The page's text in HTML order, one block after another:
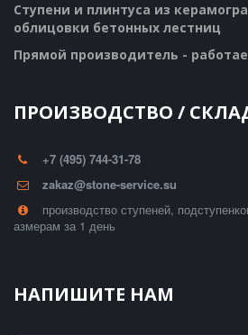
Ступени и плинтуса из
облицовки бетонных лестниц
Прямой производитель -
ПРОИЗВОДСТВО /
+7 (495) 744-31-78
zakaz@stone-service.su
производство ступеней,
азмерам за 1 день
НАПИШИТЕ НАМ